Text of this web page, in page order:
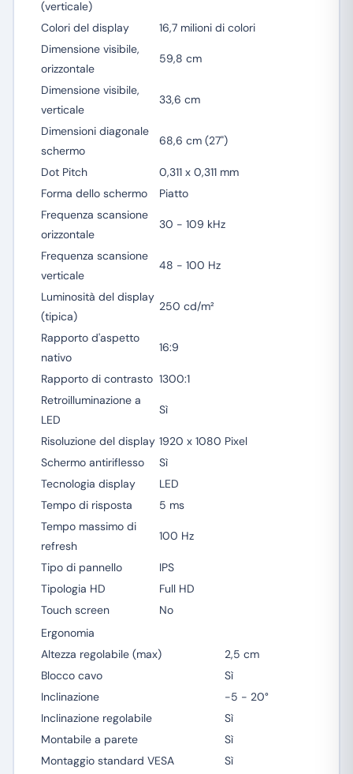
(verticale)
Colori del display
16,7 milioni di colori
Dimensione visibile,
orizzontale
59,8 cm
Dimensione visibile,
verticale
33,6 cm
Dimensioni diagonale
schermo
68,6 cm (27")
Dot Pitch
0,311 x 0,311 mm
Forma dello schermo
Piatto
Frequenza scansione
orizzontale
30 - 109 kHz
Frequenza scansione
verticale
48 - 100 Hz
Luminosità del display
(tipica)
250 cd/m²
Rapporto d'aspetto
nativo
16:9
Rapporto di contrasto 1300:1
Retroilluminazione a
LED
Sì
Risoluzione del display 1920 x 1080 Pixel
Schermo antiriflesso
Sì
Tecnologia display
LED
Tempo di risposta
5 ms
Tempo massimo di
refresh
100 Hz
Tipo di pannello
IPS
Tipologia HD
Full HD
Touch screen
No
Ergonomia
Altezza regolabile (max)
2,5 cm
Blocco cavo
Sì
Inclinazione
-5 - 20°
Inclinazione regolabile
Sì
Montabile a parete
Sì
Montaggio standard VESA
Sì